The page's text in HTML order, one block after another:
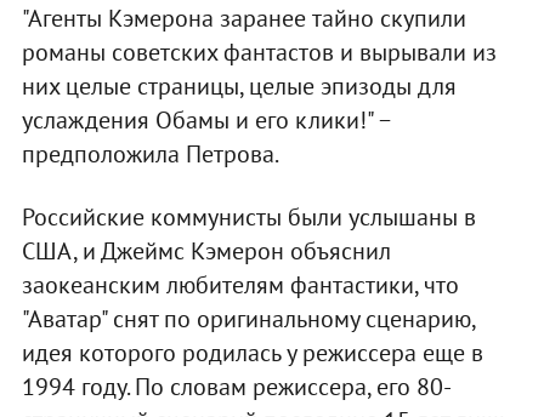
"Агенты Кэмерона заранее тайно скупили
романы советских фантастов и вырывали из
них целые страницы, целые эпизоды для
услаждения Обамы и его клики!" −
предположила Петрова.
Российские коммунисты были услышаны в
США, и Джеймс Кэмерон объяснил
заокеанским любителям фантастики, что
"Аватар" снят по оригинальному сценарию,
идея которого родилась у режиссера еще в
1994 году. По словам режиссера, его 80-